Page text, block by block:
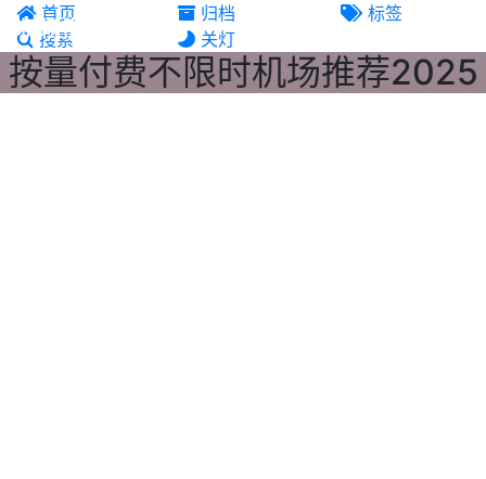
机场推荐
首页 归档
标签
搜索
关灯
按量付费不限时机场推荐2025